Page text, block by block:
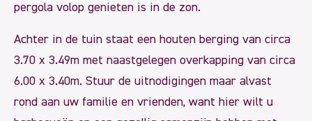
pergola volop genieten is in de zon.
Achter in de tuin staat een houten berging van circa
3.70 x 3.49m met naastgelegen overkapping van circa
6.00 x 3.40m. Stuur de uitnodigingen maar alvast
rond aan uw familie en vrienden, want hier wilt u